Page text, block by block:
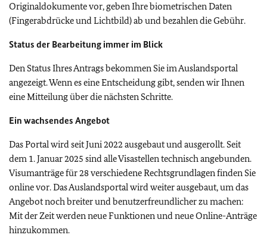
Originaldokumente vor, geben Ihre biometrischen Daten
(Fingerabdrücke und Lichtbild) ab und bezahlen die Gebühr.
Status der Bearbeitung immer im Blick
Den Status Ihres Antrags bekommen Sie im Auslandsportal
angezeigt. Wenn es eine Entscheidung gibt, senden wir Ihnen
eine Mitteilung über die nächsten Schritte.
Ein wachsendes Angebot
Das Portal wird seit Juni 2022 ausgebaut und ausgerollt. Seit
dem 1. Januar 2025 sind alle Visastellen technisch angebunden.
Visumanträge für 28 verschiedene Rechtsgrundlagen finden Sie
online vor. Das Auslandsportal wird weiter ausgebaut, um das
Angebot noch breiter und benutzerfreundlicher zu machen:
Mit der Zeit werden neue Funktionen und neue Online-Anträge
hinzukommen.